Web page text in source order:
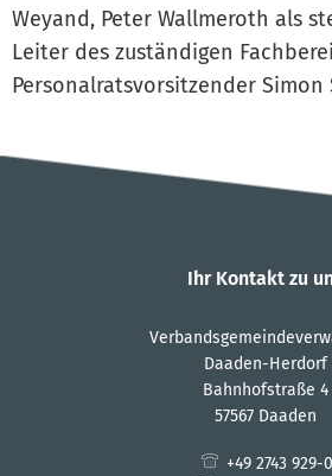
Weyand, Peter Wallmeroth als
Leiter des zuständigen
Personalratsvorsitzender
Ihr Kontakt zu
Daaden-Herdorf
Bahnhofstraße 4
57567 Daaden
+49 2743 929-0